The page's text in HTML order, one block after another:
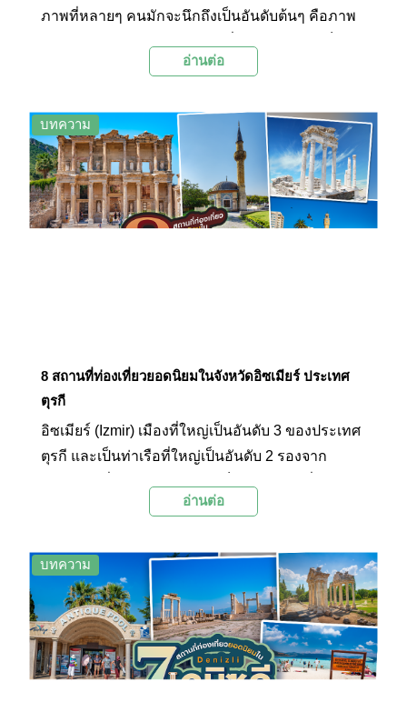
ภาพที่หลายๆ คนมักจะนึกถึงเป็นอันดับต้นๆ คือภาพ
น่านฟ้า เหนือภูมิประเทศแปลกตาด้วยกลุ่มหินรูปทรง
ภาคกลางของตุรกีที่มีเมืองดังอย่างคัปปาโดเชียเป็น
แม่เหล็กดึงดูดนักท่องเที่ยว ในบทความนี้ Palanla ได้
รวบรวมเอา 14 สถานที่ท่องเที่ยวยอดนิยมในจังหวัด
เนฟเชียร์มาให้ออกเดินทางสำรวจไปพร้อมๆ กัน
อ่านต่อ
บทความ
8 สถานที่ท่องเที่ยวยอดนิยมในจังหวัดอิซเมียร์ ประเทศ
ตุรกี
อิซเมียร์ (Izmir) เมืองที่ใหญ่เป็นอันดับ 3 ของประเทศ
ตุรกี และเป็นท่าเรือที่ใหญ่เป็นอันดับ 2 รองจาก
สำคัญทางเศรษฐกิจเท่านั้น ทว่าอิซเมียร์ยังรุ่มรวยไป
น่าสนใจหลายแห่ง เชื่อว่า 8 สถานที่ท่องเที่ยวยอดนิ
ยมในอิซเมียร์ที่ Palanla ได้คัดสรรมาให้ได้ชมใน
บทความนี้จะทำให้คุณรู้จักอิซเมียร์มากขึ้นกว่าที่เคย
อย่างแน่นอน
อ่านต่อ
บทความ